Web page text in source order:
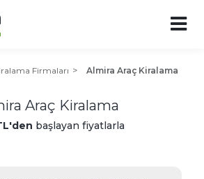
Firmaları Almira Araç Kiralama
Araç Kiralama
başlayan fiyatlarla